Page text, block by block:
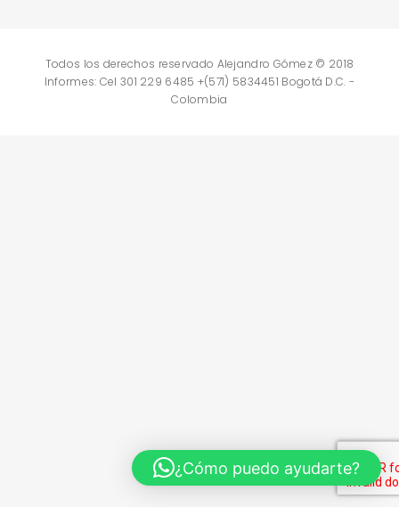
ESCRIBA SU BÚSQUEDA Y PRESIONE ENTER
Todos los derechos reservado Alejandro Gómez © 2018
Informes: Cel 301 229 6485 +(571) 5834451 Bogotá D.C. -
Colombia
¿Cómo puedo ayudarte?